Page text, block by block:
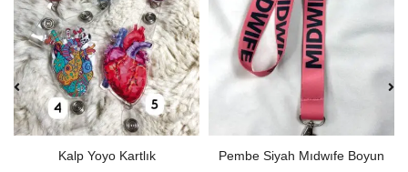
Pembe Siyah Mıdwıfe Boyun
Kişiye